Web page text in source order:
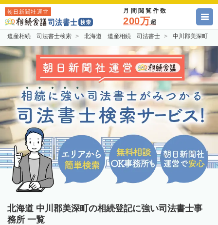
朝日新聞社運営 月間閲覧件数
200万超
遺産相続 司法書士検索 北海道 遺産相続 司法書士 中川郡美深町
北海道 中川郡美深町の相続登記に強い司法書士事
務所 一覧